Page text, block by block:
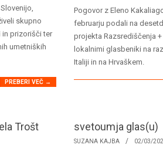
skupno
in prizorišči ter
umetniških
PREBERI VEČ →
04-
14
Pogovor z Eleno
februarju podali na
projekta Razsrediščenja
lokalnimi glasbeniki na
Italiji in na Hrvaškem.
Trošt svetoumja glas(u)
2020-
SUZANA KAJBA 02/03/